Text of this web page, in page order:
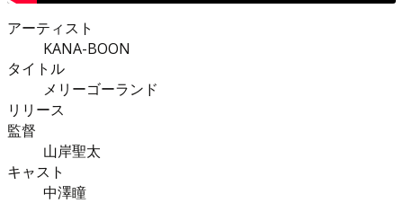
アーティスト
KANA-BOON
タイトル
メリーゴーランド
リリース
監督
山岸聖太
キャスト
中澤瞳